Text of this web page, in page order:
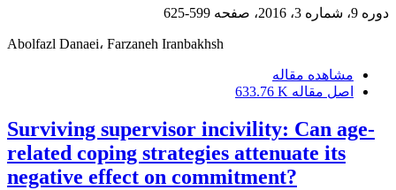
دوره 9، شماره 3، 2016، صفحه 599-625
Abolfazl Danaei، Farzaneh Iranbakhsh
مشاهده مقاله
اصل مقاله 633.76 K
Surviving supervisor incivility: Can age-
related coping strategies attenuate its
negative effect on commitment?